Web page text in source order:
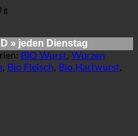
g
» jeden Dienstag
BIO Wurst, Wurzen
, Bio Fleisch, Bio Hartwurst,